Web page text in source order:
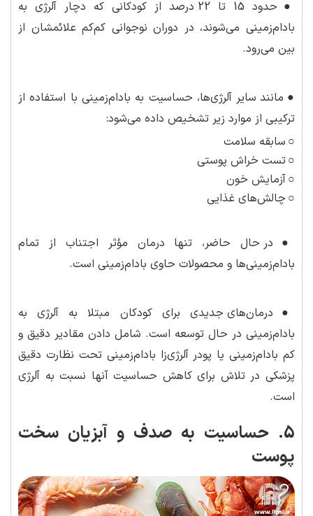
●
حدود 15 تا 22 درصد از کودکانی که دچار آلرژی به
بادام‌زمینی می‌شوند، در دوران نوجوانی کم‌کم علائمشان از
بین می‌رود.
● مانند سایر آلرژی‌ها، حساسیت به بادام‌زمینی با استفاده از
ترکیبی از موارد زیر تشخیص داده می‌شود:
○ سابقه سلامت
○تست خراش پوستی
○آزمایش خون
○ چالش‌های غذایی
● در حال حاضر، تنها درمان مؤثر اجتناب از تمام
بادام‌زمینی‌ها و محصولات حاوی بادام‌زمینی است.
● درمان‌های جدیدی برای کودکان مبتلا به آلرژی به
بادام‌زمینی در حال توسعه است. شامل دادن مقادیر دقیق و
کم بادام‌زمینی یا پودر آلرژی‌زا بادام‌زمینی تحت نظارت دقیق
پزشکی در تلاش برای کاهش حساسیت آنها نسبت به آلرژی
است.
5. حساسیت به صدف و آبزیان سخت
پوست